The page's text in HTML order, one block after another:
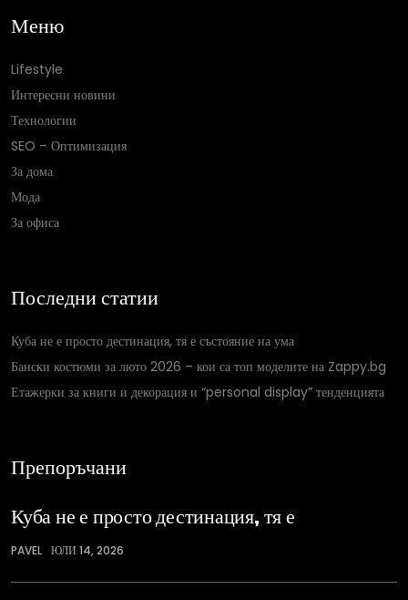
Меню
Lifestyle
Интересни новини
Технологии
SEO – Оптимизация
За дома
Мода
За офиса
Последни статии
Куба не е просто дестинация, тя е състояние на ума
Бански костюми за люто 2026 – кои са топ моделите на Zappy.bg
Етажерки за книги и декорация и “personal display” тенденцията
Препоръчани
Куба не е просто дестинация, тя е
PAVEL ЮЛИ 14, 2026